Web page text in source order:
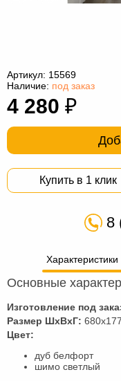
Кресла-
мешки
Мебель
из
Садовая
оборудование
Артикул: 15569
Наличие: под заказ
4 280 ₽
Купить в 1 клик
8
Характеристики
Основные
Изготовление под
Размер ШхВхГ:
Цвет:
дуб белфорт
шимо светлый